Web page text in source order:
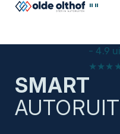
""
- 4.9
★ ★ ★
SMART
Home
Autoruiten